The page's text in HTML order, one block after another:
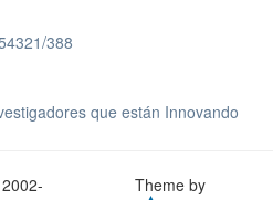
388
que están Innovando
Theme by